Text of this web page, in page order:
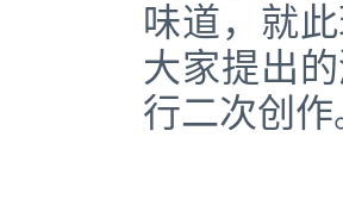
味道，就
大家提出
行二次创作